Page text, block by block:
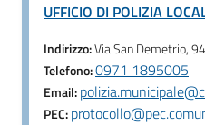
UFFICIO DI POLIZIA
Indirizzo:Via San Demetrio, 94
Telefono:0971 1895005
Email:
PEC: